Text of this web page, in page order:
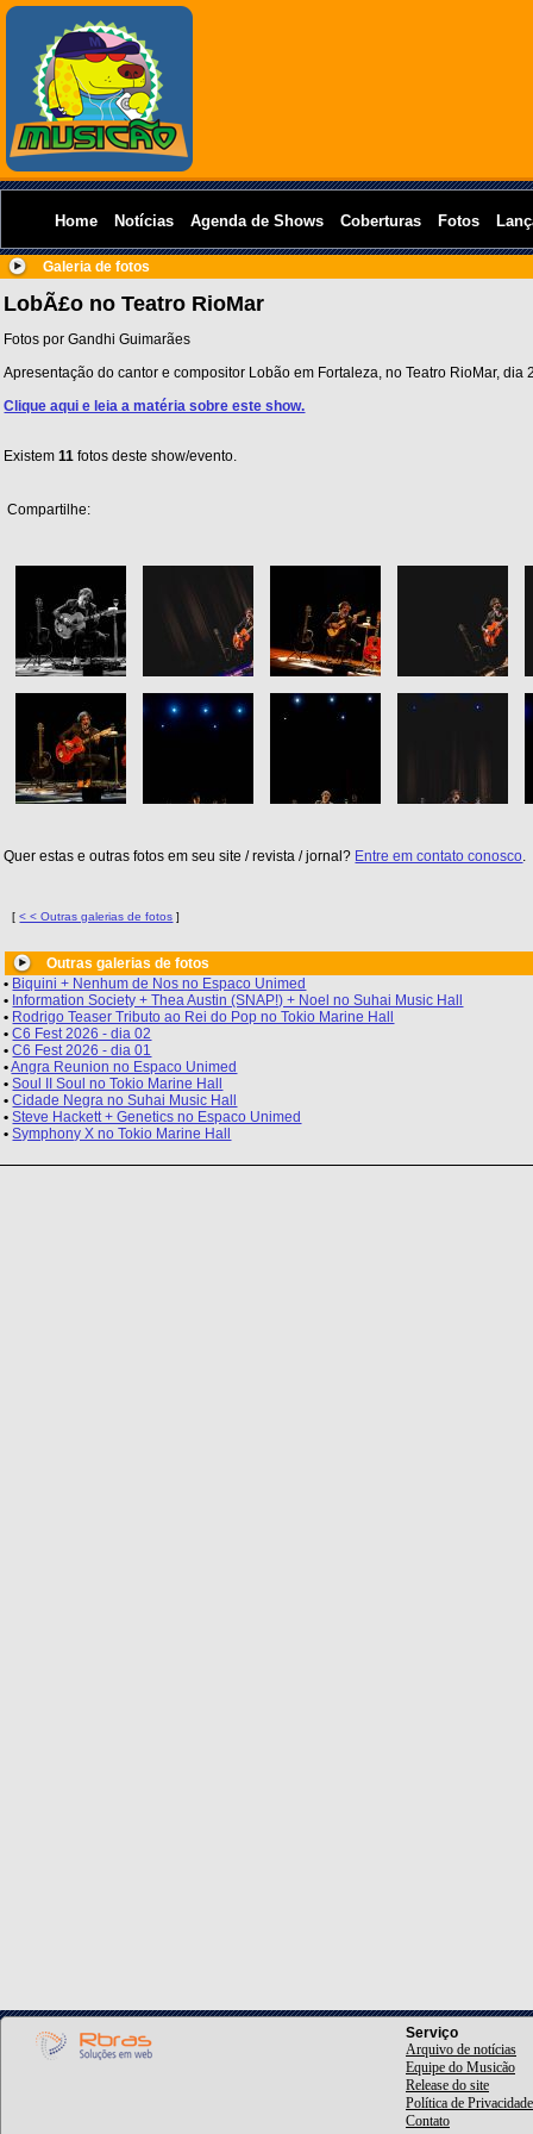
Home Notícias Agenda de Shows Coberturas Fotos
Galeria de fotos
LobÃ£o no Teatro RioMar
Fotos por Gandhi Guimarães
Apresentação do cantor e compositor Lobão em Fortaleza, no Teatro RioMar, dia
Clique aqui e leia a matéria sobre este show.
Existem11 fotos deste show/evento.
Compartilhe:
Quer estas e outras fotos em seu site / revista / jornal? Entre em contato conosco.
[< < Outras galerias de fotos ]
Outras galerias de fotos
• Biquini + Nenhum de Nos no Espaco Unimed
• Information Society + Thea Austin (SNAP!) + Noel no Suhai Music Hall
• Rodrigo Teaser Tributo ao Rei do Pop no Tokio Marine Hall
• C6 Fest 2026 - dia 02
• C6 Fest 2026 - dia 01
•Angra Reunion no Espaco Unimed
• Soul II Soul no Tokio Marine Hall
• Cidade Negra no Suhai Music Hall
• Steve Hackett + Genetics no Espaco Unimed
• Symphony X no Tokio Marine Hall
Serviço
Arquivo de notícias
Equipe do Musicão
Release do site
Política de Privacidade
Contato